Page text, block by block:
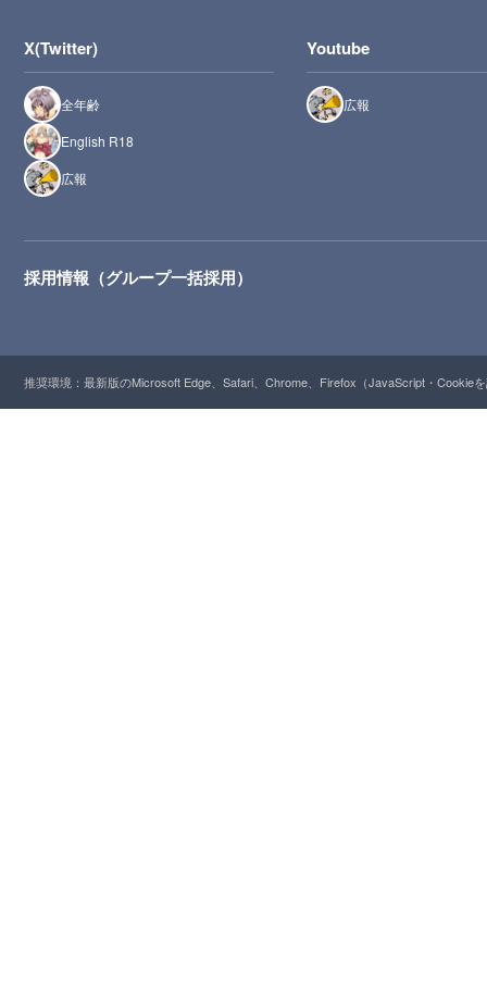
X(Twitter)
全年齢
English R18
広報
Youtube
広報
採用情報（グループ一括採用）
推奨環境：最新版のMicrosoft Edge、Safari、Chrome、Firefox（JavaScript・Cookie